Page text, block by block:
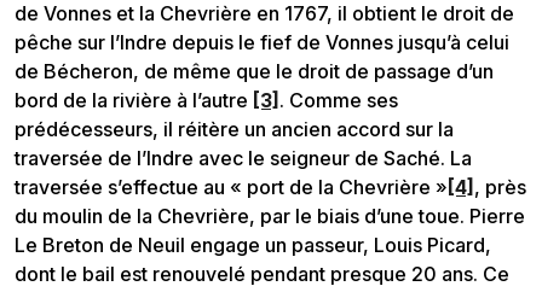
de Vonnes et la Chevrière en 1767, il obtient le droit de
pêche sur l’Indre depuis le fief de Vonnes jusqu’à celui
de Bécheron, de même que le droit de passage d’un
bord de la rivière à l’autre [3] . Comme ses
prédécesseurs, il réitère un ancien accord sur la
traversée de l’Indre avec le seigneur de Saché. La
traversée s’effectue au « port de la Chevrière » [4] , près
du moulin de la Chevrière, par le biais d’une toue. Pierre
Le Breton de Neuil engage un passeur, Louis Picard,
dont le bail est renouvelé pendant presque 20 ans. Ce